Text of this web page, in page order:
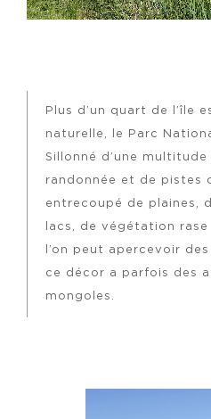
Plus d’un quart de l’île
naturelle, le Parc
Sillonné d’une
randonnée et de pistes
entrecoupé de plaines,
lacs, de végétation
l’on peut apercevoir
ce décor a parfois des
mongoles.